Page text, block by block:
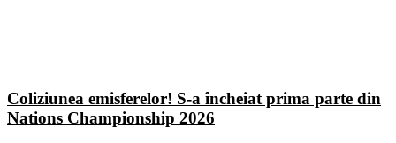
Coliziunea emisferelor! S-a încheiat prima parte din
Nations Championship 2026